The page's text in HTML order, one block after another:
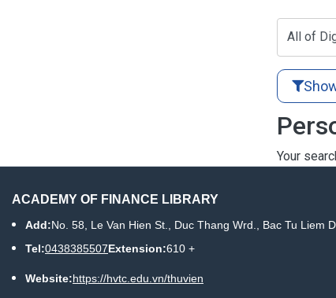
All of
Your
ACADEMY OF FINANCE LIBRARY
Add:No. 58, Le Van Hien St., Duc Thang Wrd., Bac Tu Liem
Tel:0438385507Extension:610 +
Website:https://hvtc.edu.vn/thuvien